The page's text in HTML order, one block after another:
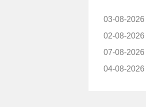
03-08-2026
02-08-2026
07-08-2026
04-08-2026